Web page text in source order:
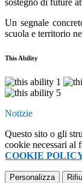
sostegno di future
Un segnale
scuola e territorio
This Ability
Notizie
Questo sito o gli
cookie necessari al
COOKIE
Personalizza